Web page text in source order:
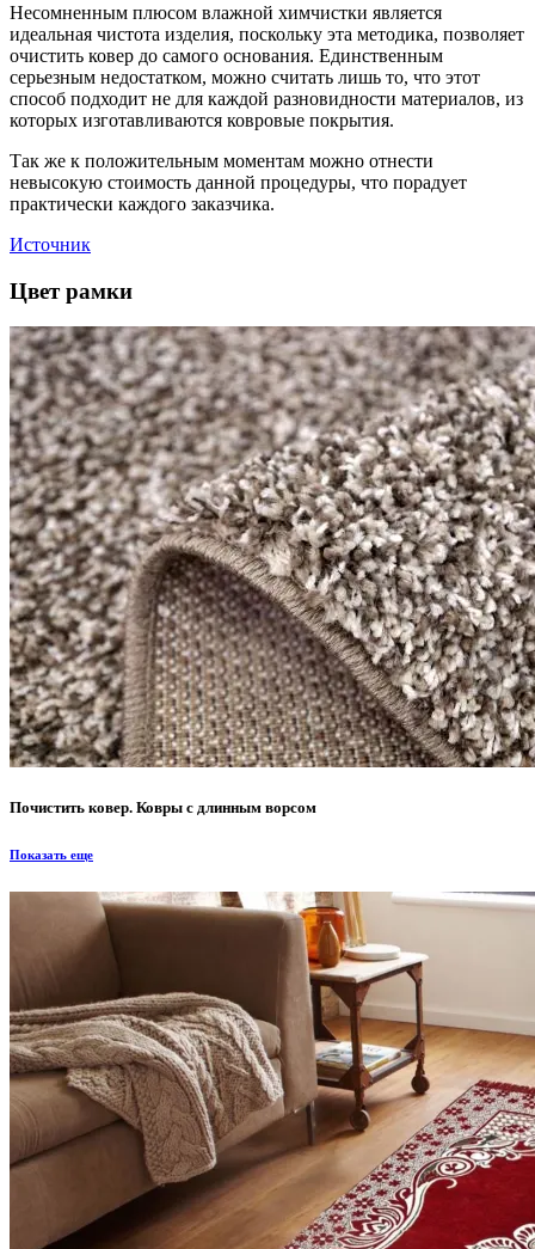
Несомненным плюсом влажной химчистки является
идеальная чистота изделия, поскольку эта методика, позволяет
очистить ковер до самого основания. Единственным
серьезным недостатком, можно считать лишь то, что этот
способ подходит не для каждой разновидности материалов, из
которых изготавливаются ковровые покрытия.
Так же к положительным моментам можно отнести
невысокую стоимость данной процедуры, что порадует
практически каждого заказчика.
Источник
Цвет рамки
Почистить ковер. Ковры с длинным ворсом
Показать еще